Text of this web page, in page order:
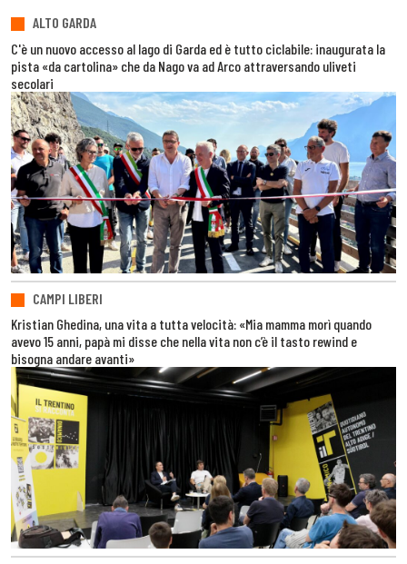
ALTO GARDA
C'è un nuovo accesso al lago di Garda ed è tutto ciclabile: inaugurata la
pista «da cartolina» che da Nago va ad Arco attraversando uliveti
secolari
CAMPI LIBERI
Kristian Ghedina, una vita a tutta velocità: «Mia mamma morì quando
avevo 15 anni, papà mi disse che nella vita non c’è il tasto rewind e
bisogna andare avanti»